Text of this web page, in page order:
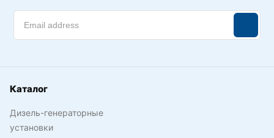
Каталог
Дизель-генераторные
установки